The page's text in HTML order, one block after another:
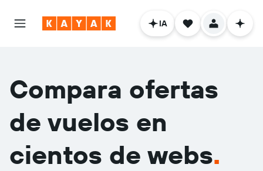
IA
Compara ofertas
de vuelos en
cientos de webs.